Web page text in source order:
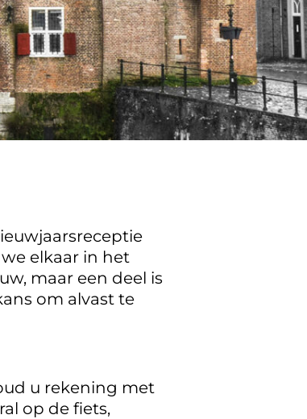
elkaar in het
maar een deel is
om alvast te
u rekening met
op de fiets,